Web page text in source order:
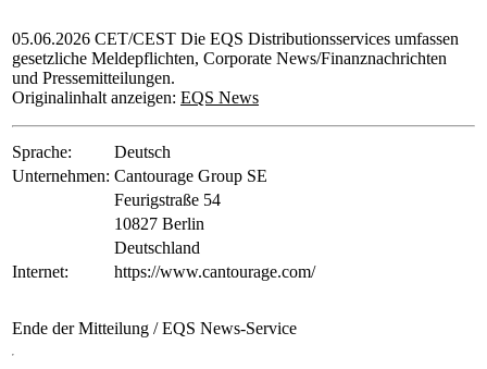
05.06.2026 CET/CEST Die EQS Distributionsservices umfassen
gesetzliche Meldepflichten, Corporate News/Finanznachrichten
und Pressemitteilungen.
Originalinhalt anzeigen: EQS News
Sprache:
Deutsch
Unternehmen: Cantourage Group SE
Feurigstraße 54
10827 Berlin
Deutschland
Internet:
https://www.cantourage.com/
Ende der Mitteilung / EQS News-Service